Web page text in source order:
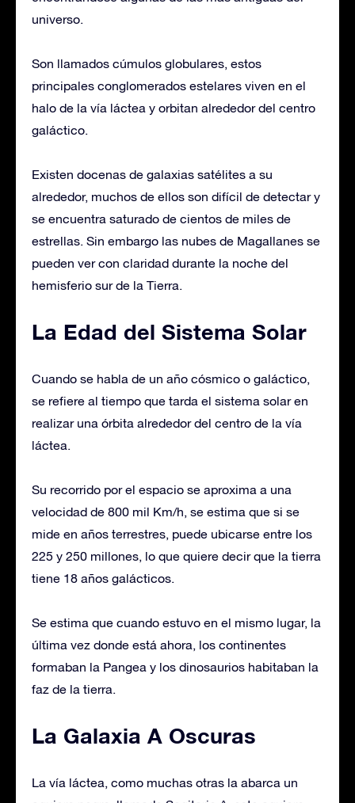
universo.
Son llamados cúmulos globulares, estos
principales conglomerados estelares viven en el
halo de la vía láctea y orbitan alrededor del centro
galáctico.
Existen docenas de galaxias satélites a su
alrededor, muchos de ellos son difícil de detectar y
se encuentra saturado de cientos de miles de
estrellas. Sin embargo las nubes de Magallanes se
pueden ver con claridad durante la noche del
hemisferio sur de la Tierra.
La Edad del Sistema Solar
Cuando se habla de un año cósmico o galáctico,
se refiere al tiempo que tarda el sistema solar en
realizar una órbita alrededor del centro de la vía
láctea.
Su recorrido por el espacio se aproxima a una
velocidad de 800 mil Km/h, se estima que si se
mide en años terrestres, puede ubicarse entre los
225 y 250 millones, lo que quiere decir que la tierra
tiene 18 años galácticos.
Se estima que cuando estuvo en el mismo lugar, la
última vez donde está ahora, los continentes
formaban la Pangea y los dinosaurios habitaban la
faz de la tierra.
La Galaxia A Oscuras
La vía láctea, como muchas otras la abarca un